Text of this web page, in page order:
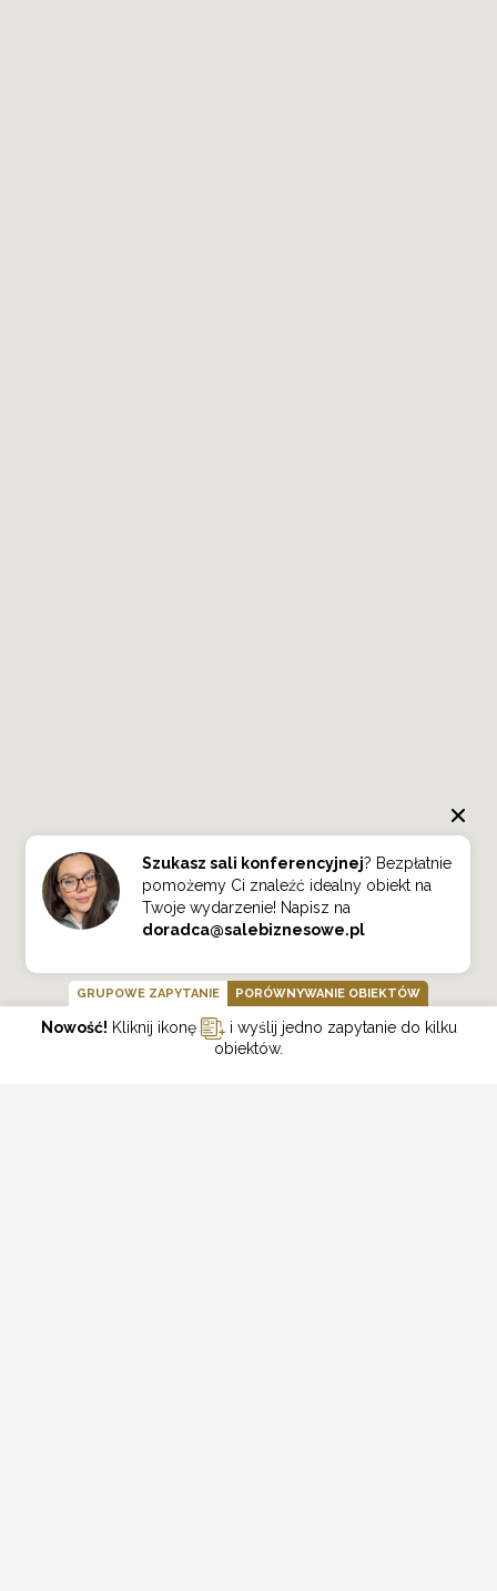
Szukasz sali konferencyjnej? Bezpłatnie
pomożemy Ci znaleźć idealny obiekt na
Twoje wydarzenie! Napisz na
doradca@salebiznesowe.pl
GRUPOWE ZAPYTANIE PORÓWNYWANIE OBIEKTÓW
Nowość! Kliknij ikonę
i wyślij jedno zapytanie do kilku
obiektów.